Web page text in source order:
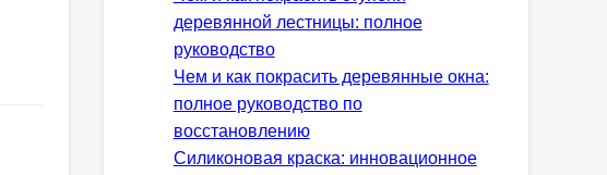
деревянной лестницы: полное
руководство
Чем и как покрасить деревянные окна:
полное руководство по
восстановлению
Силиконовая краска: инновационное